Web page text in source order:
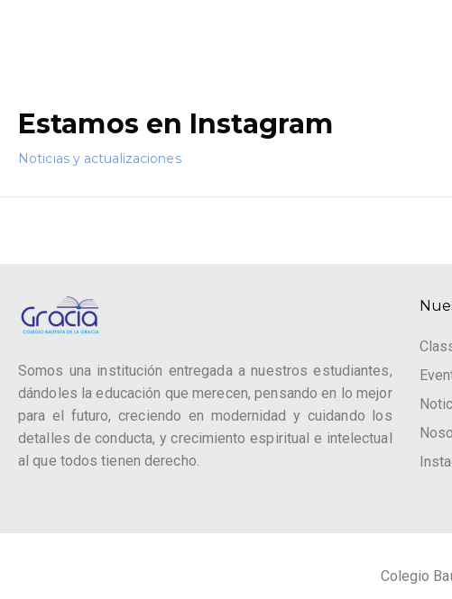
Estamos en Instagram
Noticias y actualizaciones
Somos una institución entregada a nuestros estudiantes,
dándoles la educación que merecen, pensando en lo mejor
para el futuro, creciendo en modernidad y cuidando los
detalles de conducta, y crecimiento espiritual e intelectual
al que todos tienen derecho.
Colegio